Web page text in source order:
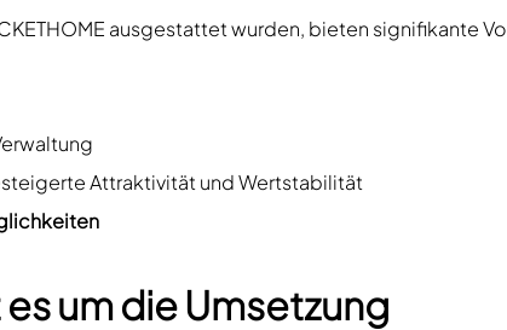
ausgestattet wurden, bieten signifikante
Attraktivität und Wertstabilität
um die Umsetzung